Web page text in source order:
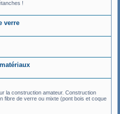
!
verre
la construction amateur. Construction
fibre de verre ou mixte (pont bois et coque